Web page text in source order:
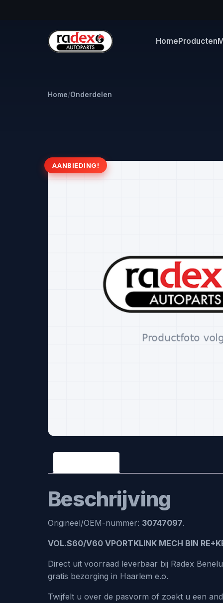
HomeProducten
Home/Onderdelen
AANBIEDING!
Beschrijving
Origineel/OEM-nummer: 30747097.
VOL.S60/V60 VPORTKLINK MECH BIN
Direct uit voorraad leverbaar bij Radex
gratis bezorging in Haarlem e.o.
Twijfelt u over de pasvorm of zoekt u een